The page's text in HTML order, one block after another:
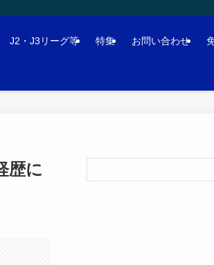
J2・J3リーグ等 特集 お問い合わせ
歴に